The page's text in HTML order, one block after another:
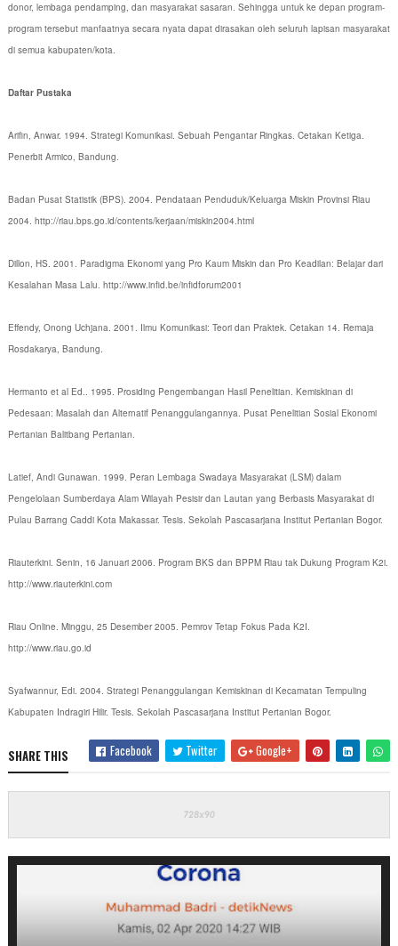
donor, lembaga pendamping, dan masyarakat sasaran. Sehingga untuk ke depan program-
program tersebut manfaatnya secara nyata dapat dirasakan oleh seluruh lapisan masyarakat
di semua kabupaten/kota.
Daftar Pustaka
Arifin, Anwar. 1994. Strategi Komunikasi. Sebuah Pengantar Ringkas. Cetakan Ketiga.
Penerbit Armico, Bandung.
Badan Pusat Statistik (BPS). 2004. Pendataan Penduduk/Keluarga Miskin Provinsi Riau
2004. http://riau.bps.go.id/contents/kerjaan/miskin2004.html
Dillon, HS. 2001. Paradigma Ekonomi yang Pro Kaum Miskin dan Pro Keadilan: Belajar dari
Kesalahan Masa Lalu. http://www.infid.be/infidforum2001
Effendy, Onong Uchjana. 2001. Ilmu Komunikasi: Teori dan Praktek. Cetakan 14. Remaja
Rosdakarya, Bandung.
Hermanto et al Ed.. 1995. Prosiding Pengembangan Hasil Penelitian. Kemiskinan di
Pedesaan: Masalah dan Alternatif Penanggulangannya. Pusat Penelitian Sosial Ekonomi
Pertanian Balitbang Pertanian.
Latief, Andi Gunawan. 1999. Peran Lembaga Swadaya Masyarakat (LSM) dalam
Pengelolaan Sumberdaya Alam Wilayah Pesisir dan Lautan yang Berbasis Masyarakat di
Pulau Barrang Caddi Kota Makassar. Tesis. Sekolah Pascasarjana Institut Pertanian Bogor.
Riauterkini. Senin, 16 Januari 2006. Program BKS dan BPPM Riau tak Dukung Program K2i.
http://www.riauterkini.com
Riau Online. Minggu, 25 Desember 2005. Pemrov Tetap Fokus Pada K2I.
http://www.riau.go.id
Syafwannur, Edi. 2004. Strategi Penanggulangan Kemiskinan di Kecamatan Tempuling
Kabupaten Indragiri Hilir. Tesis. Sekolah Pascasarjana Institut Pertanian Bogor.
SHARE THIS Facebook Twitter Google+